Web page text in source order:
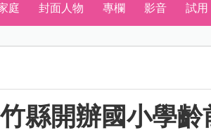
庭 封面人物 專欄 影音 試用
縣開辦國小學齡